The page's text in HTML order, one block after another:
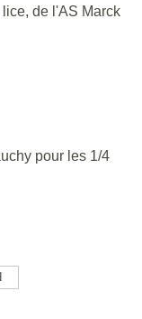
de l'AS Marck
pour les 1/4